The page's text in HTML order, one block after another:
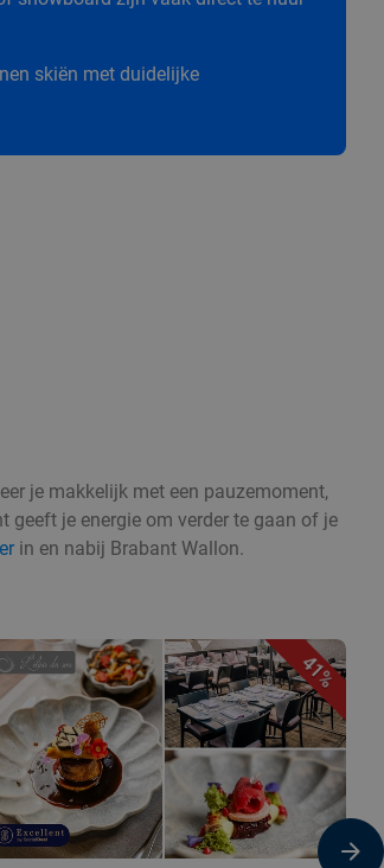
skiën met duidelijke
je makkelijk met een pauzemoment,
geeft je energie om verder te gaan of je
in en nabij Brabant Wallon.
41%